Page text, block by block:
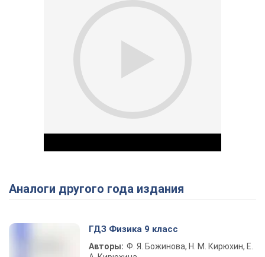
Play Video
Аналоги другого года издания
ГДЗ Физика 9 класс
Авторы: Ф. Я. Божинова, Н. М. Кирюхин, Е.